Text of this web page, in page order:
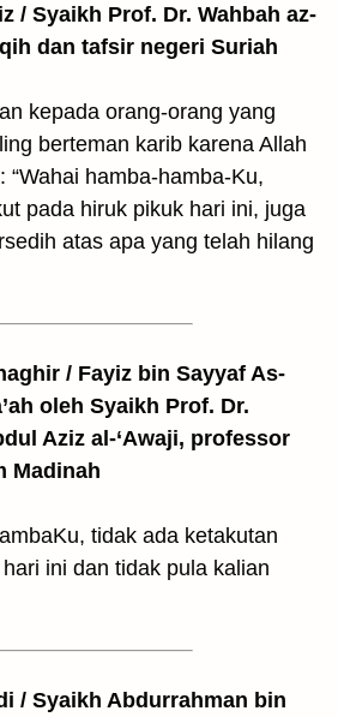
/ Syaikh Prof. Dr. Wahbah az-
dan tafsir negeri Suriah
kepada orang-orang yang
berteman karib karena Allah
“Wahai hamba-hamba-Ku,
pada hiruk pikuk hari ini, juga
atas apa yang telah hilang
/ Fayiz bin Sayyaf As-
oleh Syaikh Prof. Dr.
Aziz al-‘Awaji, professor
Madinah
tidak ada ketakutan
ini dan tidak pula kalian
/ Syaikh Abdurrahman bin